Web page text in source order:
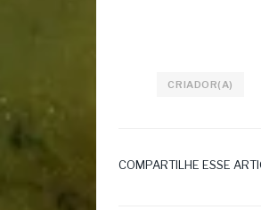
CRIADOR(A)
COMPARTILHE ESSE